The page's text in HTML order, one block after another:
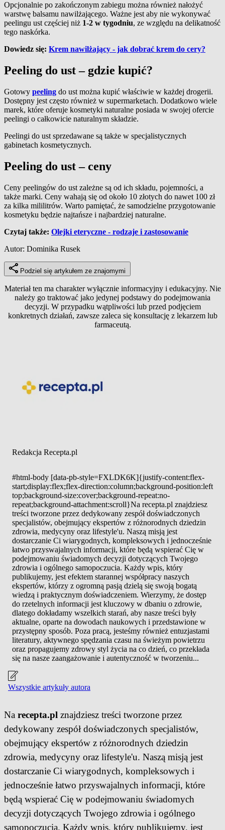
Opcjonalnie po zakończonym zabiegu można również nałożyć
warstwę balsamu nawilżającego. Ważne jest aby nie wykonywać
peelingu ust częściej niż 1-2 w tygodniu, ze względu na delikatność
tego naskórka.
Dowiedz się: Krem nawilżający - jak dobrać krem do cery?
Peeling do ust – gdzie kupić?
Gotowy peeling do ust można kupić właściwie w każdej drogerii.
Dostępny jest często również w supermarketach. Dodatkowo wiele
marek, które oferuje kosmetyki naturalne posiada w swojej ofercie
peelingi o całkowicie naturalnym składzie.
Peelingi do ust sprzedawane są także w specjalistycznych
gabinetach kosmetycznych.
Peeling do ust – ceny
Ceny peelingów do ust zależne są od ich składu, pojemności, a
także marki. Ceny wahają się od około 10 złotych do nawet 100 zł
za kilka mililitrów. Warto pamiętać, że samodzielne przygotowanie
kosmetyku będzie najtańsze i najbardziej naturalne.
Czytaj także: Olejki eteryczne - rodzaje i zastosowanie
Autor: Dominika Rusek
Podziel się artykułem ze znajomymi
Materiał ten ma charakter wyłącznie informacyjny i edukacyjny. Nie
należy go traktować jako jedynej podstawy do podejmowania
decyzji. W przypadku wątpliwości lub przed podjęciem
konkretnych działań, zawsze zaleca się konsultację z lekarzem lub
farmaceutą.
Redakcja Recepta.pl
#html-body [data-pb-style=FXLDK6K]{justify-content:flex-
start;display:flex;flex-direction:column;background-position:left
top;background-size:cover;background-repeat:no-
repeat;background-attachment:scroll}Na recepta.pl znajdziesz
treści tworzone przez dedykowany zespół doświadczonych
specjalistów, obejmujący ekspertów z różnorodnych dziedzin
zdrowia, medycyny oraz lifestyle'u. Naszą misją jest
dostarczanie Ci wiarygodnych, kompleksowych i jednocześnie
łatwo przyswajalnych informacji, które będą wspierać Cię w
podejmowaniu świadomych decyzji dotyczących Twojego
zdrowia i ogólnego samopoczucia. Każdy wpis, który
publikujemy, jest efektem starannej współpracy naszych
ekspertów, którzy z ogromną pasją dzielą się swoją bogatą
wiedzą i praktycznym doświadczeniem. Wierzymy, że dostęp
do rzetelnych informacji jest kluczowy w dbaniu o zdrowie,
dlatego dokładamy wszelkich starań, aby nasze treści były
aktualne, oparte na dowodach naukowych i przedstawione w
przystępny sposób. Poza pracą, jesteśmy również entuzjastami
literatury, aktywnego spędzania czasu na świeżym powietrzu
oraz propagujemy zdrowy styl życia na co dzień, co przekłada
się na nasze zaangażowanie i autentyczność w tworzeniu...
Wszystkie artykuły autora
Na recepta.pl znajdziesz treści tworzone przez
dedykowany zespół doświadczonych specjalistów,
obejmujący ekspertów z różnorodnych dziedzin
zdrowia, medycyny oraz lifestyle'u. Naszą misją jest
dostarczanie Ci wiarygodnych, kompleksowych i
jednocześnie łatwo przyswajalnych informacji, które
będą wspierać Cię w podejmowaniu świadomych
decyzji dotyczących Twojego zdrowia i ogólnego
samopoczucia. Każdy wpis, który publikujemy, jest